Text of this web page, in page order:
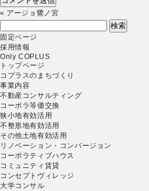
« アージョ鷺ノ宮
索:
固定ページ
採用情報
Only COPLUS
トップページ
コプラスのまちづくり
事業内容
不動産コンサルティング
コーポラ等価交換
狭小地有効活用
不整形地有効活用
その他土地有効活用
リノベーション・コンバージョン
コーポラティブハウス
コミュニティ賃貸
コンセプトヴィレッジ
大学コンサル